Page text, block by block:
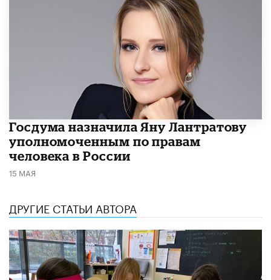
Госдума назначила Яну Лантратову
уполномоченным по правам
человека в России
15 МАЯ
ДРУГИЕ СТАТЬИ АВТОРА